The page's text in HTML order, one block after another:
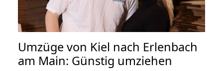
Umzüge von Kiel nach Erlenbach
am Main: Günstig umziehen